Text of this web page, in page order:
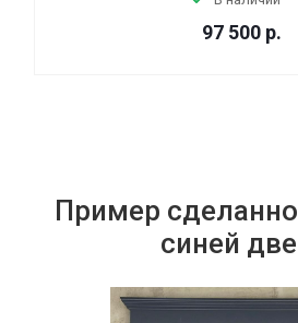
97 500 р.
Пример
синей